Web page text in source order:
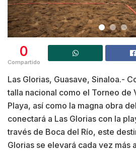
0
Compartido
Las Glorias, Guasave, Sinaloa.-
talla nacional como el Torneo de
Playa, así como la magna obra
conectará a Las Glorias con la
través de Boca del Río, este
Glorias se elevará cada vez más